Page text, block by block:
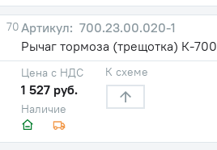
70
700.23.00.020-1
Рычаг тормоза (трещотка) К-700
Наличие
Цена с НДС
1 527 руб.
К схеме